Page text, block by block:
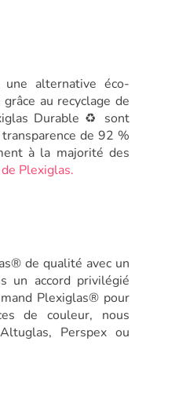
alternative éco-
au recyclage de
Durable ♻️ sont
de 92 %
à la majorité des
Plexiglas.
de qualité avec un
un accord privilégié
Plexiglas® pour
de couleur, nous
Perspex ou